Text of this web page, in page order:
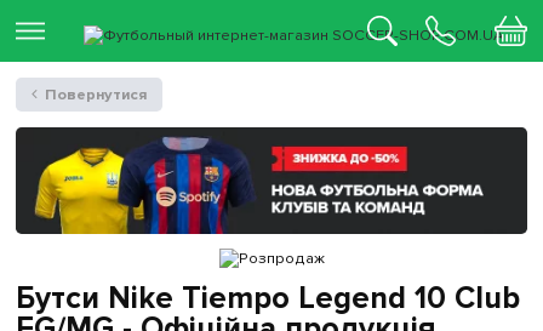
Бутси Nike Tiempo Legend 10 Club
Повернутися